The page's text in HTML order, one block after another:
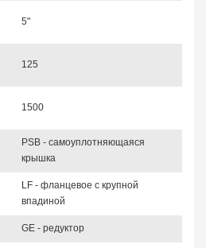
5"
125
1500
PSB - самоуплотняющаяся
крышка
LF - фланцевое с крупной
впадиной
GE - редуктор